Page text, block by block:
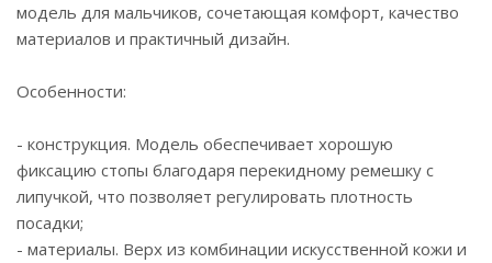
модель для мальчиков, сочетающая комфорт, качество
материалов и практичный дизайн.
Особенности:
- конструкция. Модель обеспечивает хорошую
фиксацию стопы благодаря перекидному ремешку с
липучкой, что позволяет регулировать плотность
посадки;
- материалы. Верх из комбинации искусственной кожи и